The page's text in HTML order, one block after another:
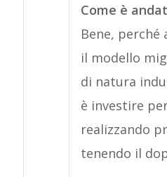
Come è
Bene,
il modello
di natura
è investire
realizzando
tenendo il